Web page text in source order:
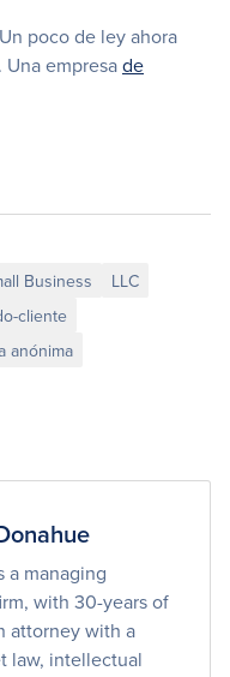
poco de ley ahora
empresade
Business
LLC
cliente
anónima
a managing
with 30-years of
attorney with a
law, intellectual